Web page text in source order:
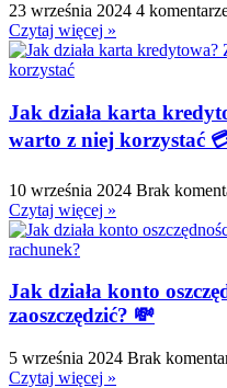
23 września 2024 4
Czytaj więcej »
Jak działa karta
warto z niej korzystać
10 września 2024 Brak
Czytaj więcej »
Jak działa konto
zaoszczędzić? 💸
5 września 2024 Brak
Czytaj więcej »